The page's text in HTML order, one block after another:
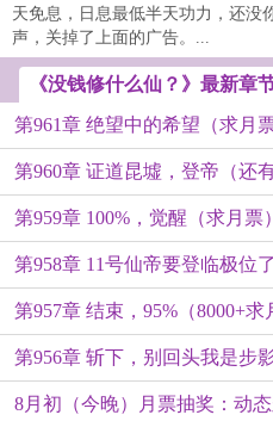
天免息，日息最低半天功力，还
声，关掉了上面的广告。...
《没钱修什么仙？》最新章
第961章 绝望中的希望（求月票
第960章 证道昆墟，登帝（还
第959章 100%，觉醒（求月票）
第958章 11号仙帝要登临极位
第957章 结束，95%（8000+求
第956章 斩下，别回头我是步
8月初（今晚）月票抽奖：动